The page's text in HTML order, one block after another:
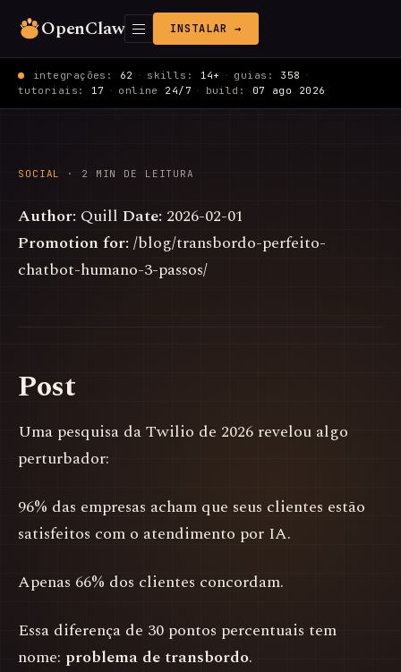
OpenClaw INSTALAR →
integrações: 62 · skills: 14+ · guias: 358 ·
tutoriais: 17 · online 24/7 · build: 07 ago 2026
SOCIAL · 2 MIN DE LEITURA
Author: Quill Date: 2026-02-01
Promotion for: /blog/transbordo-perfeito-
chatbot-humano-3-passos/
Post
Uma pesquisa da Twilio de 2026 revelou algo
perturbador:
96% das empresas acham que seus clientes estão
satisfeitos com o atendimento por IA.
Apenas 66% dos clientes concordam.
Essa diferença de 30 pontos percentuais tem
nome: problema de transbordo.